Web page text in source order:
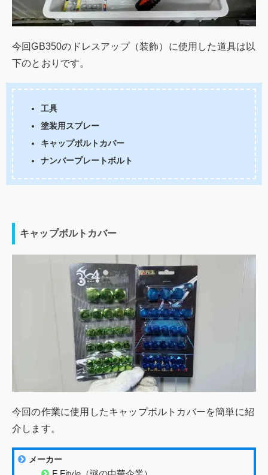
今回GB350のドレスアップ（装飾）に使用した道具は以
下のとおりです。
工具
塗装用スプレー
キャップボルトカバー
ナンバープレートボルト
キャップボルトカバー
今回の作業に使用したキャップボルトカバーを簡単に紹
介します。
メーカー